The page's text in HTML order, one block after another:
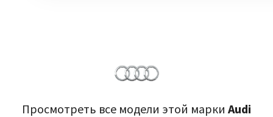
Просмотреть все модели этой марки Audi